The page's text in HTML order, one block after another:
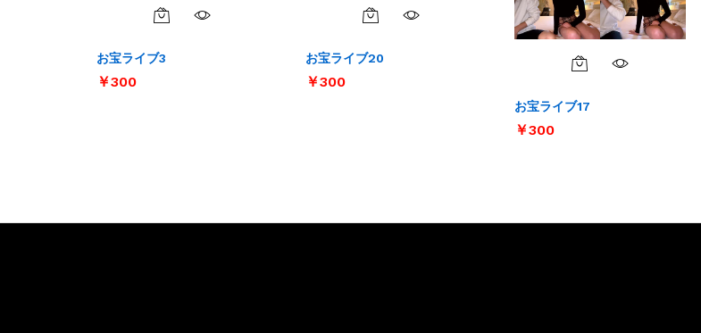
お宝ライブ3
￥300
￥300
お宝ライブ20
￥300
￥300
お宝ライブ17
￥300
￥300